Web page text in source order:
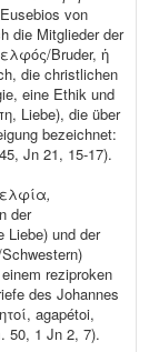
von
die Mitglieder der
Bruder, ἡ
die christlichen
eine Ethik und
Liebe), die über
bezeichnet:
Jn 21, 15-17).
,
der
Liebe) und der
reziproken
des Johannes
agapétoi,
50, 1 Jn 2, 7).